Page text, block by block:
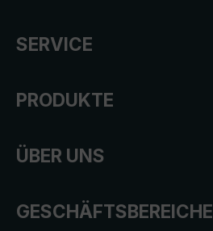
SERVICE
PRODUKTE
ÜBER UNS
GESCHÄFTSBEREICHE